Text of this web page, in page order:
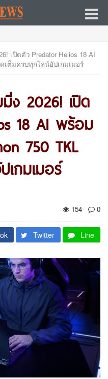
เปิดตัว Predator Helios 18 AI
เต็มครบทุกไลน์อัปเกมเมอร์
มิ่ง 2026! เปิด
18 AI พร้อม
750 TKL
เกมเมอร์
154
0
Twitter Line